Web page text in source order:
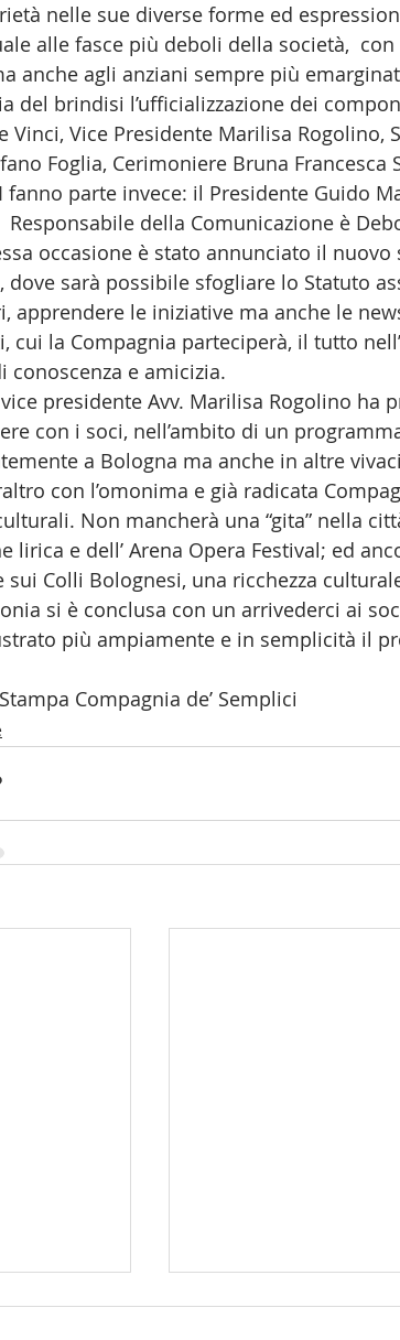
nelle sue diverse forme ed
alle fasce più deboli della società,  con
anche agli anziani sempre più
del brindisi l’ufficializzazione dei
Vinci, Vice Presidente Marilisa Rogolino,
Foglia, Cerimoniere Bruna Francesca
fanno parte invece: il Presidente Guido
Responsabile della Comunicazione è
occasione è stato annunciato il nuovo
dove sarà possibile sfogliare lo Statuto
apprendere le iniziative ma anche le
cui la Compagnia parteciperà, il tutto
conoscenza e amicizia.
presidente Avv. Marilisa Rogolino ha
con i soci, nell’ambito di un
a Bologna ma anche in altre
con l’omonima e già radicata
Non mancherà una “gita” nella
lirica e dell’ Arena Opera Festival; ed
sui Colli Bolognesi, una ricchezza
si è conclusa con un arrivederci ai
più ampiamente e in semplicità il
Compagnia de’ Semplici